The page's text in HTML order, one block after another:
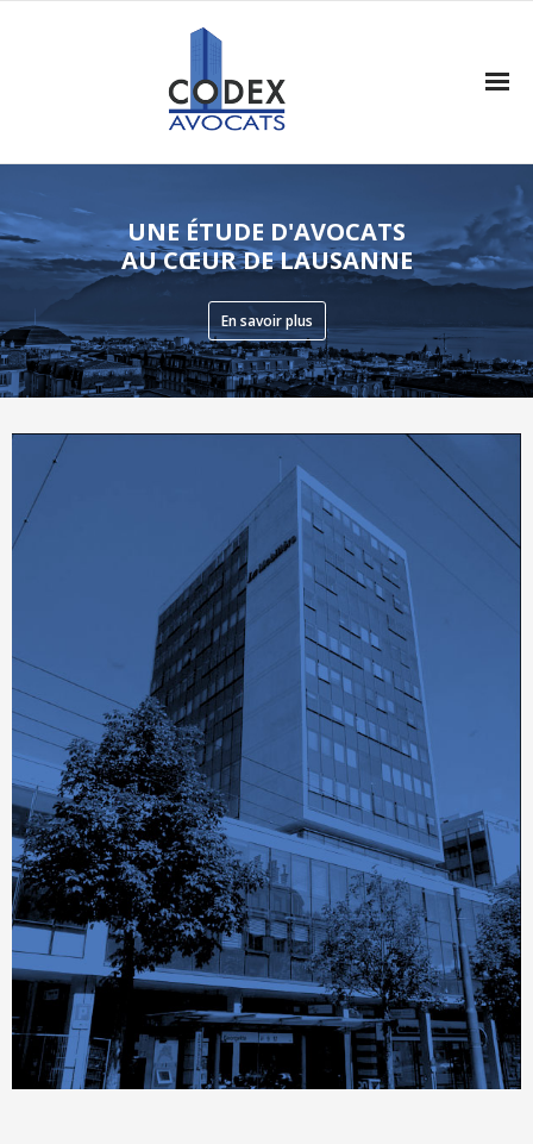
Les avocats
Domaines d’activité
Honoraires
Liens utiles
Le blog Codex
UNE ÉTUDE D'AVOCATS
AU CŒUR DE LAUSANNE
En savoir plus